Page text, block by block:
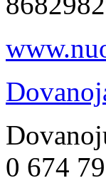
0 674